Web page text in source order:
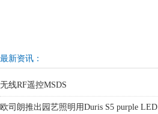
最新资讯：
无线RF遥控MSDS
欧司朗推出园艺照明用Duris S5 purple LED